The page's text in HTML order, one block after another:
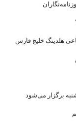
هلدینگ خلیج فارس
برگزار می‌شود